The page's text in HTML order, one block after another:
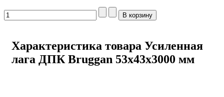
Характеристика товара Усиленная
лага ДПК Bruggan 53х43х3000 мм